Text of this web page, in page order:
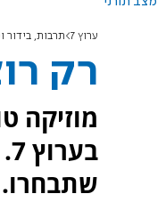
ערוץ 7 תרבות, בידור
רק רוצה לשיר
מוזיקה
שתבחרו.